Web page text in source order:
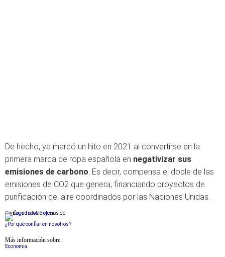
De hecho, ya marcó un hito en 2021 al convertirse en la
primera marca de ropa española en negativizar sus
emisiones de carbono. Es decir, compensa el doble de las
emisiones de CO2 que genera, financiando proyectos de
purificación del aire coordinados por las Naciones Unidas.
Conforme a los criterios de
¿Por qué confiar en nosotros?
Más información sobre:
Economia